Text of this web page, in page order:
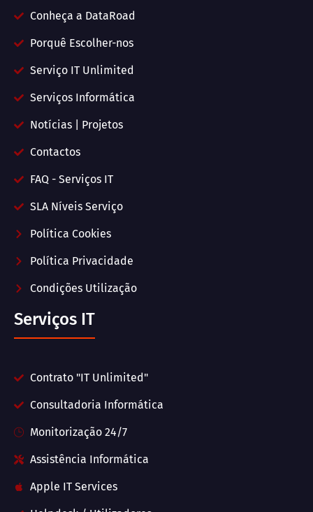
Conheça a DataRoad
Porquê Escolher-nos
Serviço IT Unlimited
Serviços Informática
Notícias | Projetos
Contactos
FAQ - Serviços IT
SLA Níveis Serviço
Política Cookies
Política Privacidade
Condições Utilização
Serviços IT
Contrato "IT Unlimited"
Consultadoria Informática
Monitorização 24/7
Assistência Informática
Apple IT Services